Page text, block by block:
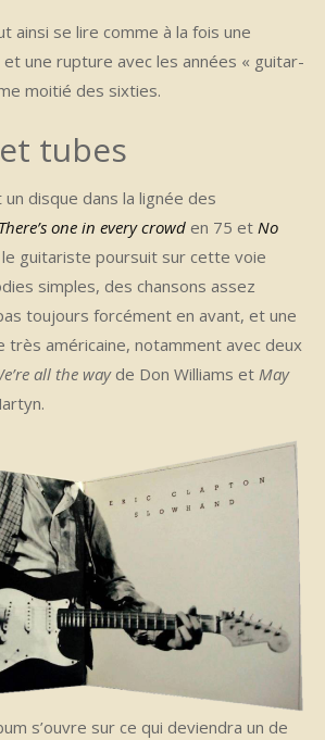
ainsi se lire comme à la fois une
une rupture avec les années « guitar-
moitié des sixties.
tubes
un disque dans la lignée des
There’s one in every crowd en 75 et No
guitariste poursuit sur cette voie
simples, des chansons assez
toujours forcément en avant, et une
très américaine, notamment avec deux
all the wayde Don Williams et May
s’ouvre sur ce qui deviendra un de